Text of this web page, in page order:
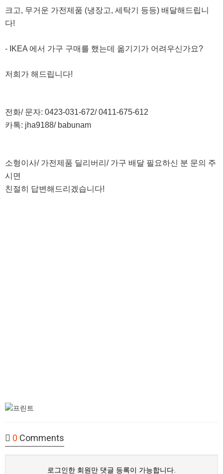
크고, 무거운 가전제품 (냉장고, 세탁기 등등) 배달해드립니
다!
- IKEA 에서 가구 구매를 했는데 옮기기가 어려우신가요?
저희가 해드립니다!
전화/ 문자: 0423-031-672/ 0411-675-612
카톡: jha9188/ babunam
소형이사/ 가전제품 딜리버리/ 가구 배달 필요하신 분 문의 주
시면
친절히 답변해드리겠습니다!
0 Comments
로그인한 회원만 댓글 등록이 가능합니다.